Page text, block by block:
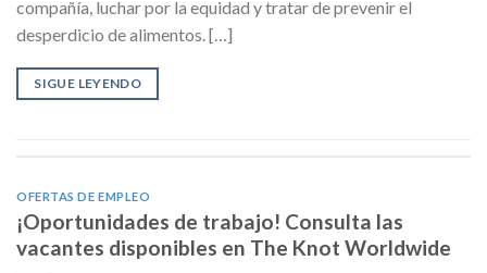
compañía, luchar por la equidad y tratar de prevenir el
desperdicio de alimentos. […]
SIGUE LEYENDO
OFERTAS DE EMPLEO
¡Oportunidades de trabajo! Consulta las
vacantes disponibles en The Knot Worldwide